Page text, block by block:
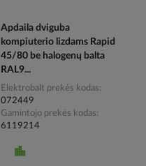
Apdaila dviguba
kompiuterio lizdams Rapid
45/80 be halogenų balta
RAL9...
Elektrobalt prekės kodas
072449
Gamintojo prekės kodas
6119214